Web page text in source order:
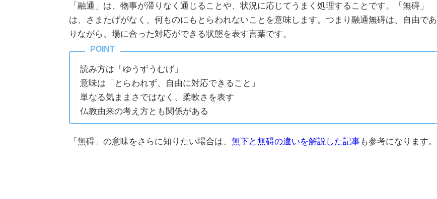
「融通」は、物事が滞りなく通じることや、状況に応じてうまく処理することです。「無碍」
は、さまたげがなく、何ものにもとらわれないことを意味します。つまり融通無碍は、自由であ
りながら、場に合った対応ができる状態を表す言葉です。
読み方は「ゆうずうむげ」
意味は「とらわれず、自由に対応できること」
単なる気ままさではなく、柔軟さを表す
仏教由来の考え方とも関係がある
「無碍」の意味をさらに知りたい場合は、 無下と無碍の違いを解説した記事も参考になります。